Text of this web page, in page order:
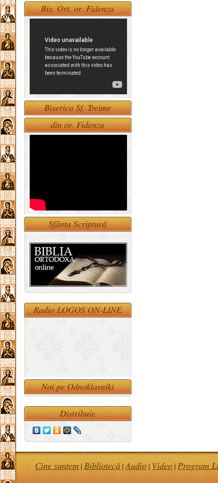
Bis. Ort. or. Fidenza
Biserica Sf. Treime
din or. Fidenza
Sfânta Scriptură
Radio LOGOS ON-LINE
Noi pe Odnoklasniki
Distribuie
Cine suntem | Bibliotecă |Audio | Video | Program